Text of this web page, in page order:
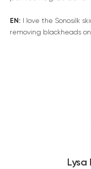
EN: I love the Sonosilk
removing blackheads
Lysa